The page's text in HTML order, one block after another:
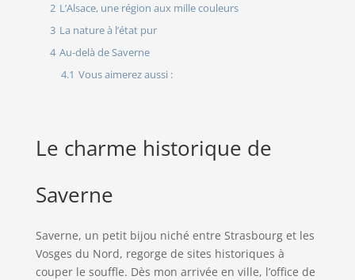
2 L’Alsace, une région aux mille couleurs
3 La nature à l’état pur
4 Au-delà de Saverne
4.1 Vous aimerez aussi :
Le charme historique de
Saverne
Saverne, un petit bijou niché entre Strasbourg et les
Vosges du Nord, regorge de sites historiques à
couper le souffle. Dès mon arrivée en ville, l’office de